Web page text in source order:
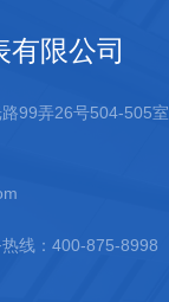
有限公司
99弄26号504-505室
线：400-875-8998